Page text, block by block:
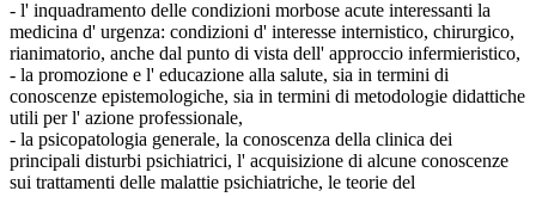
- l' inquadramento delle condizioni morbose acute interessanti la
medicina d' urgenza: condizioni d' interesse internistico, chirurgico,
rianimatorio, anche dal punto di vista dell' approccio infermieristico,
- la promozione e l' educazione alla salute, sia in termini di
conoscenze epistemologiche, sia in termini di metodologie didattiche
utili per l' azione professionale,
- la psicopatologia generale, la conoscenza della clinica dei
principali disturbi psichiatrici, l' acquisizione di alcune conoscenze
sui trattamenti delle malattie psichiatriche, le teorie del